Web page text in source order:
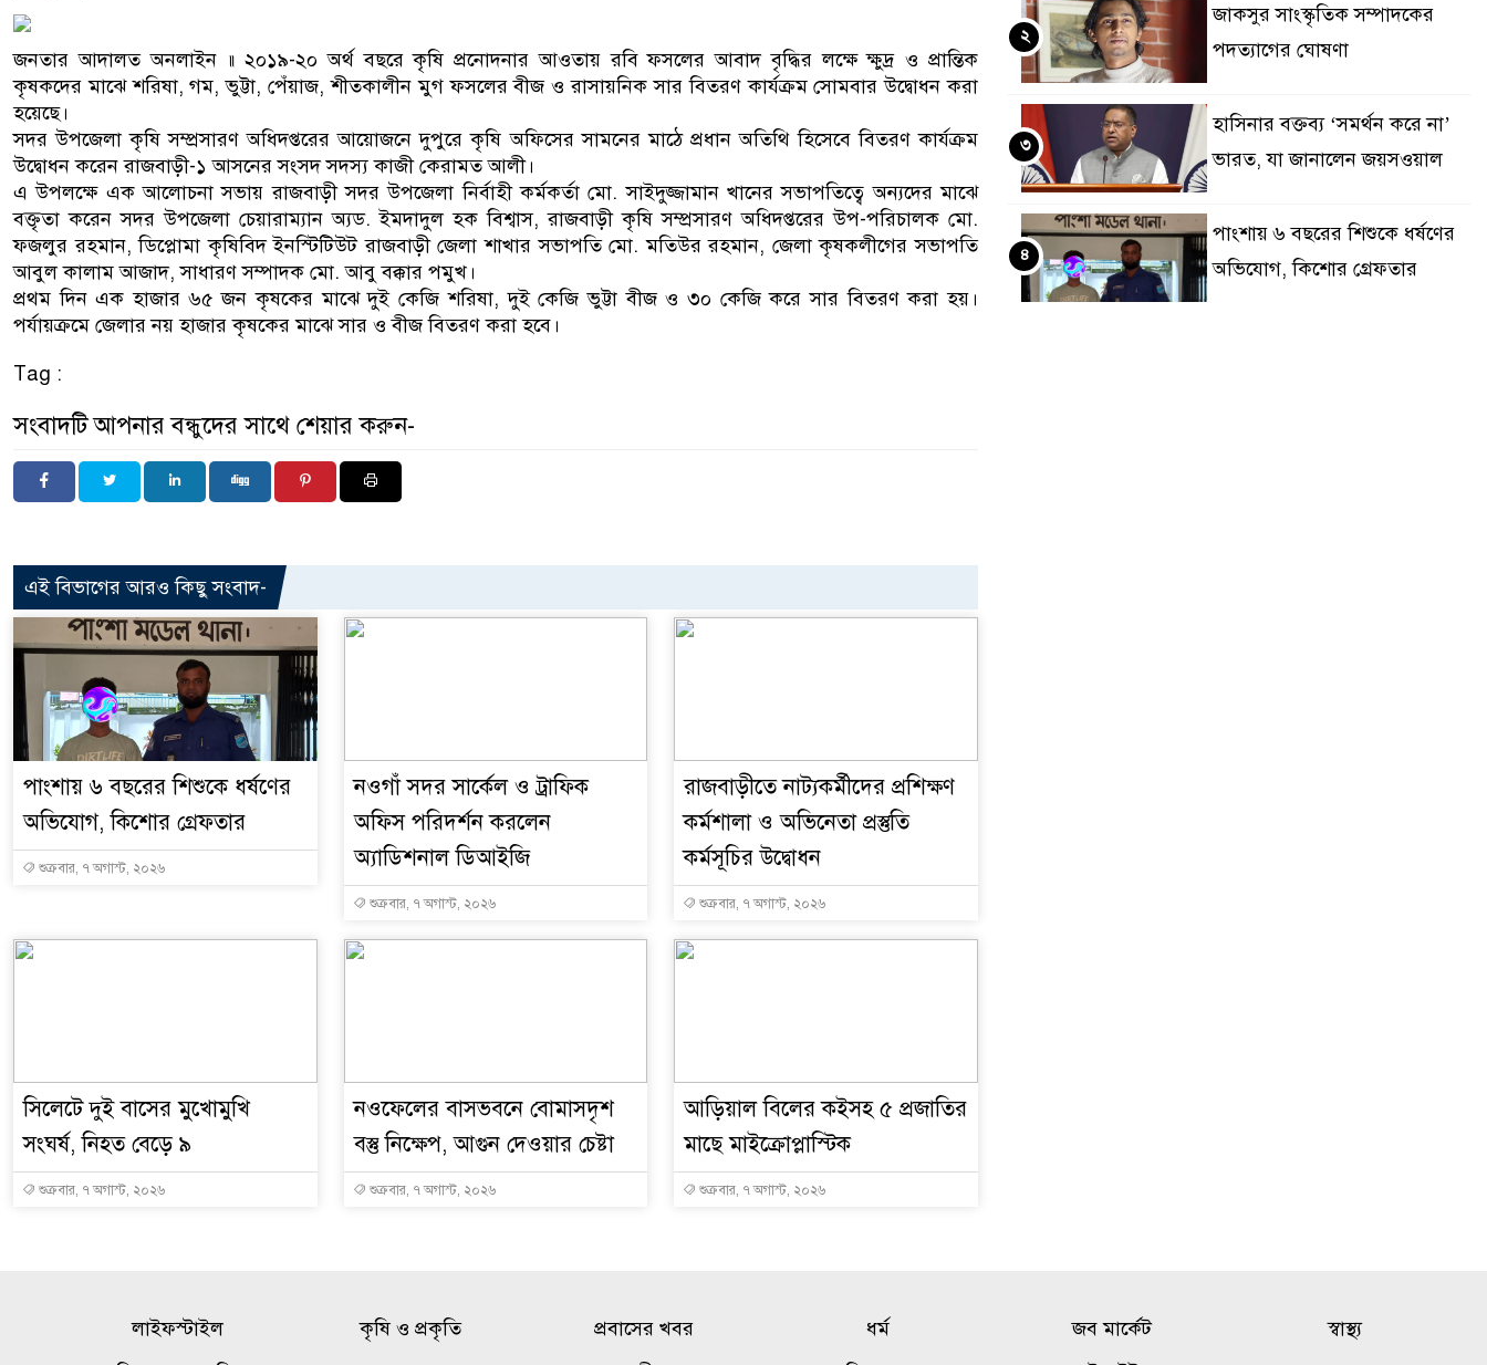
জনতার আদালত অনলাইন ॥ ২০১৯-২০ অর্থ বছরে কৃষি প্রনোদনার আওতায় রবি ফসলের আবাদ বৃদ্ধির লক্ষে ক্ষুদ্র ও প্রান্তিক
কৃষকদের মাঝে শরিষা, গম, ভুট্টা, পেঁয়াজ, শীতকালীন মুগ ফসলের বীজ ও রাসায়নিক সার বিতরণ কার্যক্রম সোমবার উদ্বোধন করা
হয়েছে।
সদর উপজেলা কৃষি সম্প্রসারণ অধিদপ্তরের আয়োজনে দুপুরে কৃষি অফিসের সামনের মাঠে প্রধান অতিথি হিসেবে বিতরণ কার্যক্রম
উদ্বোধন করেন রাজবাড়ী-১ আসনের সংসদ সদস্য কাজী কেরামত আলী।
এ উপলক্ষে এক আলোচনা সভায় রাজবাড়ী সদর উপজেলা নির্বাহী কর্মকর্তা মো. সাইদুজ্জামান খানের সভাপতিত্বে অন্যদের মাঝে
বক্তৃতা করেন সদর উপজেলা চেয়ারাম্যান অ্যড. ইমদাদুল হক বিশ্বাস, রাজবাড়ী কৃষি সম্প্রসারণ অধিদপ্তরের উপ-পরিচালক মো.
ফজলুর রহমান, ডিপ্লোমা কৃষিবিদ ইনস্টিটিউট রাজবাড়ী জেলা শাখার সভাপতি মো. মতিউর রহমান, জেলা কৃষকলীগের সভাপতি
আবুল কালাম আজাদ, সাধারণ সম্পাদক মো. আবু বক্কার পমুখ।
প্রথম দিন এক হাজার ৬৫ জন কৃষকের মাঝে দুই কেজি শরিষা, দুই কেজি ভুট্টা বীজ ও ৩০ কেজি করে সার বিতরণ করা হয়।
পর্যায়ক্রমে জেলার নয় হাজার কৃষকের মাঝে সার ও বীজ বিতরণ করা হবে।
Tag :
সংবাদটি আপনার বন্ধুদের সাথে শেয়ার করুন-
এই বিভাগের আরও কিছু সংবাদ-
পাংশায় ৬ বছরের শিশুকে ধর্ষণের
অভিযোগ, কিশোর গ্রেফতার
শুক্রবার, ৭ অগাস্ট, ২০২৬
নওগাঁ সদর সার্কেল ও ট্রাফিক
অফিস পরিদর্শন করলেন
অ্যাডিশনাল ডিআইজি
শুক্রবার, ৭ অগাস্ট, ২০২৬
রাজবাড়ীতে নাট্যকর্মীদের প্রশিক্ষণ
কর্মশালা ও অভিনেতা প্রস্তুতি
কর্মসূচির উদ্বোধন
শুক্রবার, ৭ অগাস্ট, ২০২৬
সিলেটে দুই বাসের মুখোমুখি
সংঘর্ষ, নিহত বেড়ে ৯
শুক্রবার, ৭ অগাস্ট, ২০২৬
নওফেলের বাসভবনে বোমাসদৃশ
বস্তু নিক্ষেপ, আগুন দেওয়ার চেষ্টা
শুক্রবার, ৭ অগাস্ট, ২০২৬
আড়িয়াল বিলের কইসহ ৫ প্রজাতির
মাছে মাইক্রোপ্লাস্টিক
শুক্রবার, ৭ অগাস্ট, ২০২৬
জাকসুর সাংস্কৃতিক সম্পাদকের
পদত্যাগের ঘোষণা
২
হাসিনার বক্তব্য ‘সমর্থন করে না’
ভারত, যা জানালেন জয়সওয়াল
৩
পাংশায় ৬ বছরের শিশুকে ধর্ষণের
অভিযোগ, কিশোর গ্রেফতার
৪
লাইফস্টাইল কৃষি ও প্রকৃতি প্রবাসের খবর ধর্ম জব মার্কেট
স্বাস্থ্য